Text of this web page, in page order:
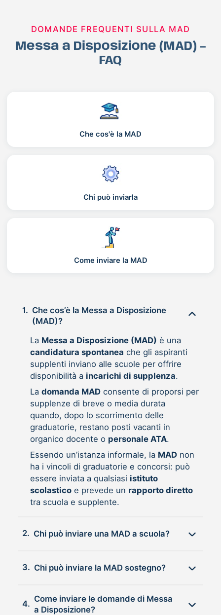
DOMANDE FREQUENTI SULLA MAD
Messa a Disposizione (MAD) –
FAQ
Che cos'è la MAD
Chi può inviarla
Come inviare la MAD
1. Che cos’è la Messa a Disposizione
(MAD)?
La Messa a Disposizione (MAD) è una
candidatura spontanea che gli aspiranti
supplenti inviano alle scuole per offrire
disponibilità a incarichi di supplenza.
La domanda MADconsente di proporsi per
supplenze di breve o media durata
quando, dopo lo scorrimento delle
graduatorie, restano posti vacanti in
organico docente o personale ATA.
Essendo un’istanza informale, la MADnon
ha i vincoli di graduatorie e concorsi: può
essere inviata a qualsiasi istituto
scolasticoe prevede un rapporto diretto
tra scuola e supplente.
2. Chi può inviare una MAD a scuola?
3. Chi può inviare la MAD sostegno?
4.
Come inviare le domande di Messa
a Disposizione?